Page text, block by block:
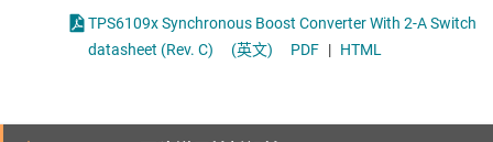
TPS6109x Synchronous Boost Converter With 2-A Switch
datasheet (Rev. C)
(英文) PDF | HTML